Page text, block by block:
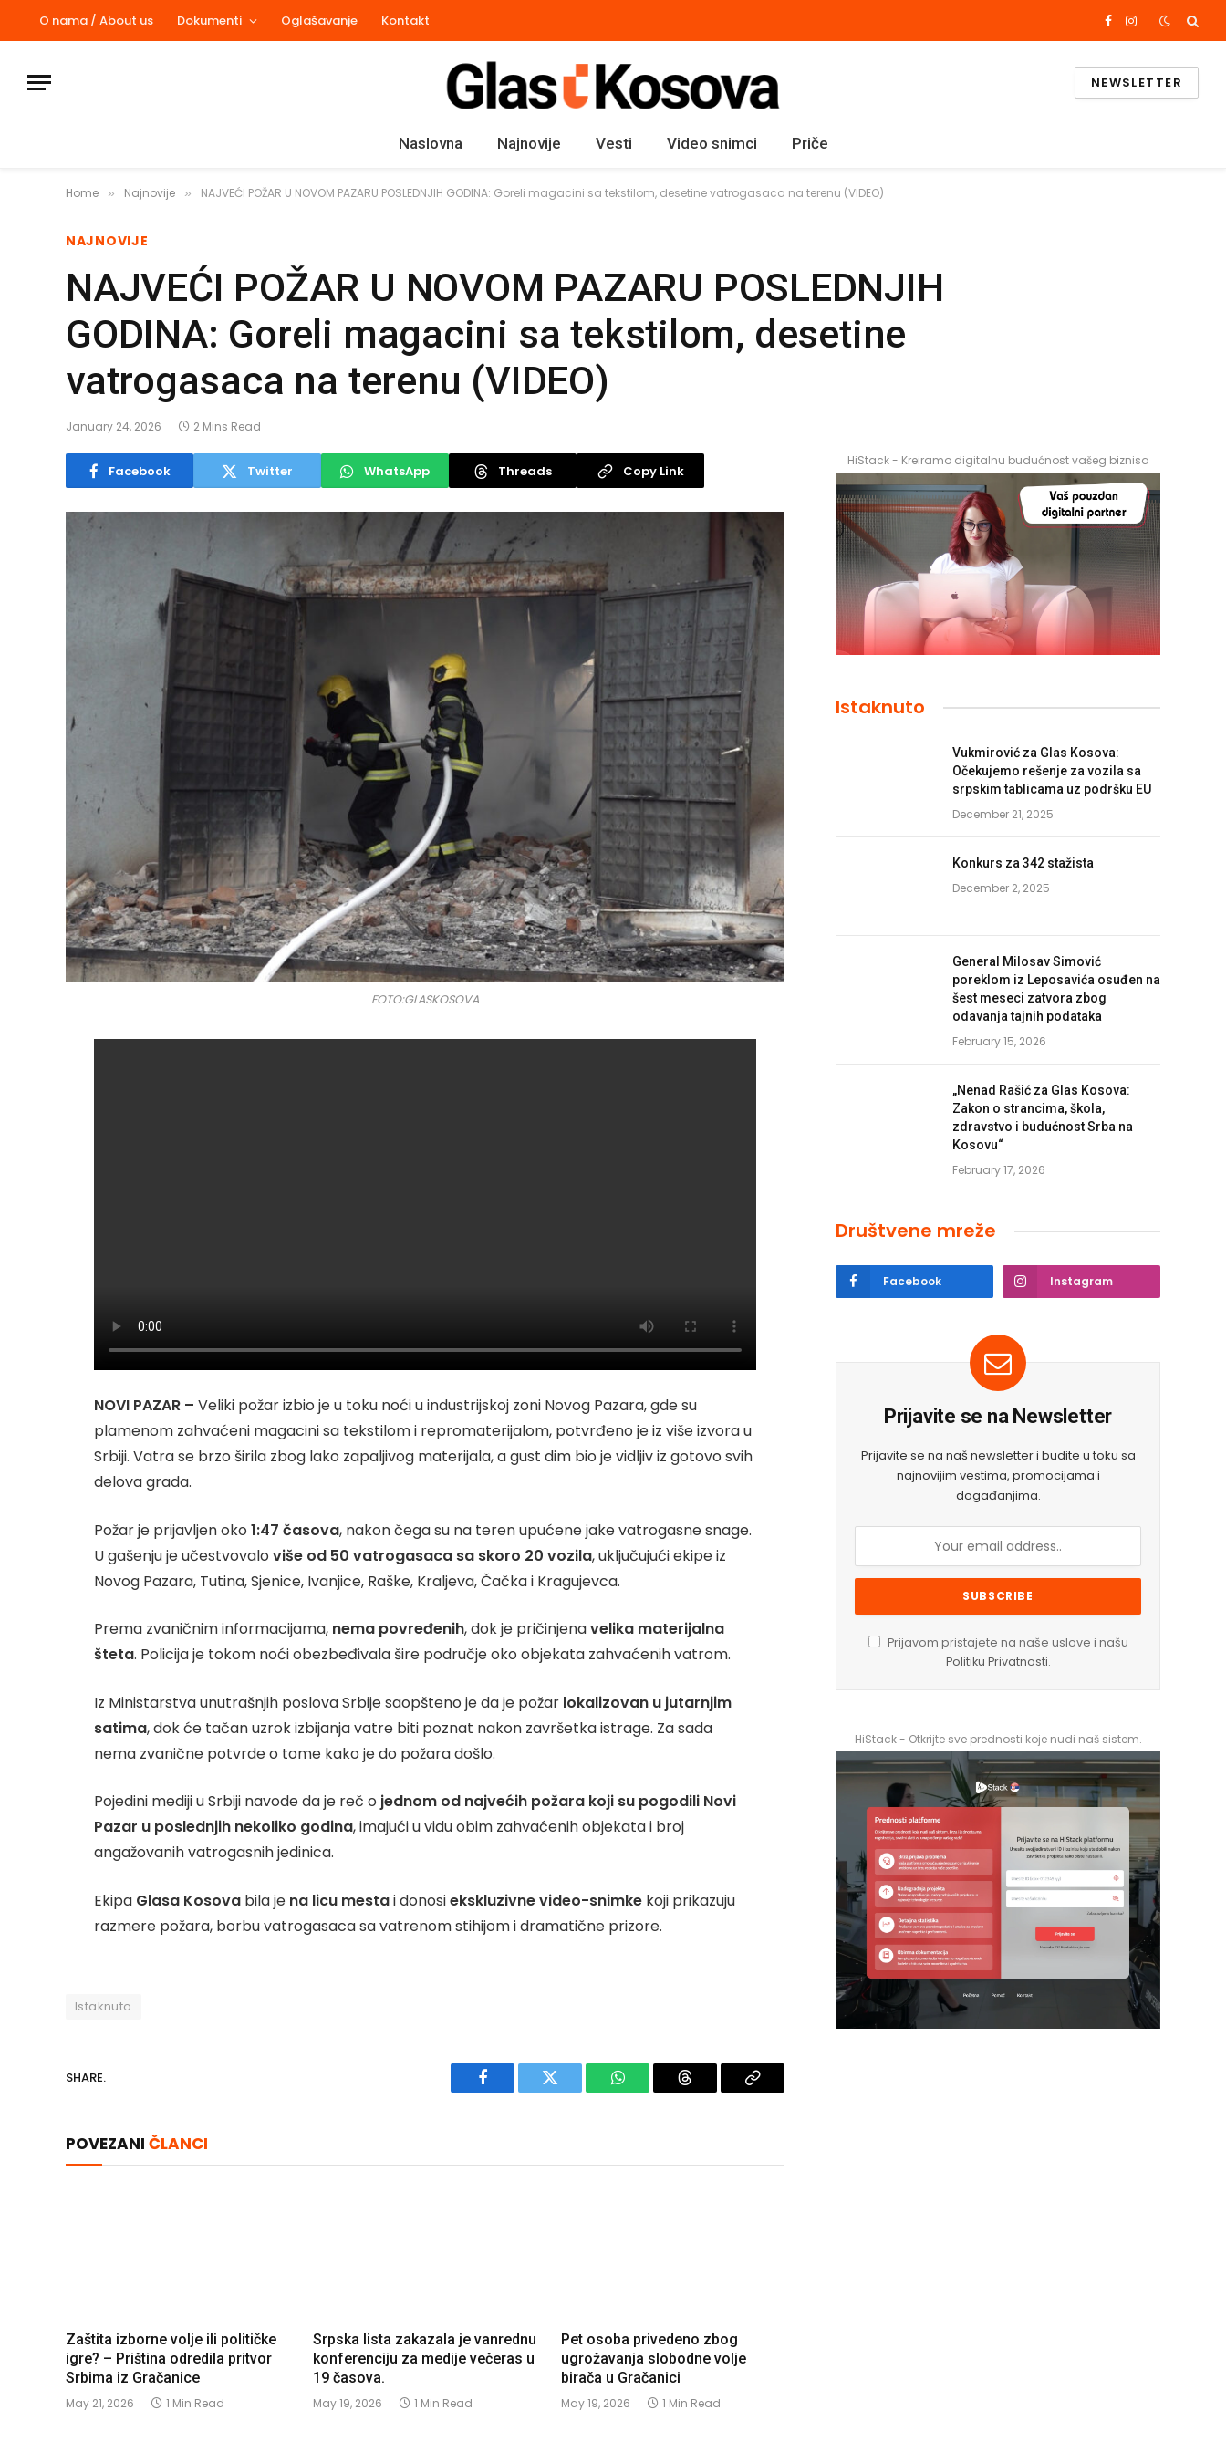
O nama / About us Dokumenti Oglašavanje Kontakt Facebook
Instagram
NEWSLETTER
Naslovna Najnovije Vesti Video snimci Priče
Home » Najnovije » NAJVEĆI POŽAR U NOVOM PAZARU POSLEDNJIH GODINA: Goreli magacini sa tekstilom, desetine vatrogasaca na terenu (VIDEO)
NAJNOVIJE
NAJVEĆI POŽAR U NOVOM PAZARU POSLEDNJIH
GODINA: Goreli magacini sa tekstilom, desetine
vatrogasaca na terenu (VIDEO)
January 24, 2026 2 Mins Read
Facebook Twitter WhatsApp Threads Copy Link
FOTO:GLASKOSOVA
NOVI PAZAR – Veliki požar izbio je u toku noći u industrijskoj zoni Novog Pazara, gde su
plamenom zahvaćeni magacini sa tekstilom i repromaterijalom, potvrđeno je iz više izvora u
Srbiji. Vatra se brzo širila zbog lako zapaljivog materijala, a gust dim bio je vidljiv iz gotovo svih
delova grada.
Požar je prijavljen oko 1:47 časova, nakon čega su na teren upućene jake vatrogasne snage.
U gašenju je učestvovalo više od 50 vatrogasaca sa skoro 20 vozila, uključujući ekipe iz
Novog Pazara, Tutina, Sjenice, Ivanjice, Raške, Kraljeva, Čačka i Kragujevca.
Prema zvaničnim informacijama, nema povređenih, dok je pričinjenavelika materijalna
šteta. Policija je tokom noći obezbeđivala šire područje oko objekata zahvaćenih vatrom.
Iz Ministarstva unutrašnjih poslova Srbije saopšteno je da je požar lokalizovan u jutarnjim
satima, dok će tačan uzrok izbijanja vatre biti poznat nakon završetka istrage. Za sada
nema zvanične potvrde o tome kako je do požara došlo.
Pojedini mediji u Srbiji navode da je reč o jednom od najvećih požara koji su pogodili Novi
Pazar u poslednjih nekoliko godina, imajući u vidu obim zahvaćenih objekata i broj
angažovanih vatrogasnih jedinica.
Ekipa Glasa Kosova bila je na licu mestai donosiekskluzivne video-snimke koji prikazuju
razmere požara, borbu vatrogasaca sa vatrenom stihijom i dramatične prizore.
Istaknuto
SHARE.
Facebook Twitter WhatsAppThreads
Copy
POVEZANI ČLANCI
Zaštita izborne volje ili političke
igre? – Priština odredila pritvor
Srbima iz Gračanice
May 21, 2026 1 Min Read
Srpska lista zakazala je vanrednu
konferenciju za medije večeras u
19 časova.
May 19, 2026 1 Min Read
Pet osoba privedeno zbog
ugrožavanja slobodne volje
birača u Gračanici
May 19, 2026 1 Min Read
HiStack - Kreiramo digitalnu budućnost vašeg biznisa
Istaknuto
Vukmirović za Glas Kosova:
Očekujemo rešenje za vozila sa
srpskim tablicama uz podršku EU
December 21, 2025
Konkurs za 342 stažista
December 2, 2025
General Milosav Simović
poreklom iz Leposavića osuđen na
šest meseci zatvora zbog
odavanja tajnih podataka
February 15, 2026
„Nenad Rašić za Glas Kosova:
Zakon o strancima, škola,
zdravstvo i budućnost Srba na
Kosovu“
February 17, 2026
Društvene mreže
Facebook Instagram
Prijavite se na Newsletter
Prijavite se na naš newsletter i budite u toku sa
najnovijim vestima, promocijama i
događanjima.
Prijavom pristajete na naše uslove i našu
Politiku Privatnosti.
HiStack - Otkrijte sve prednosti koje nudi naš sistem.